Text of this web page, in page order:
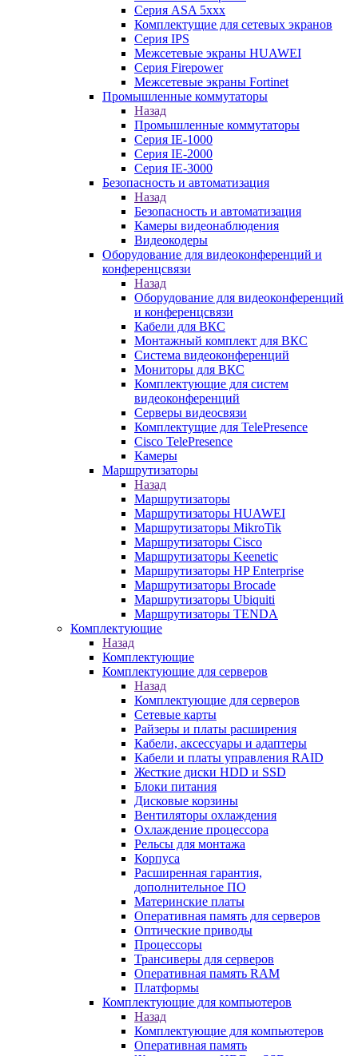
Серия ASA 5xxx
Комплектущие для сетевых экранов
Серия IPS
Межсетевые экраны HUAWEI
Серия Firepower
Межсетевые экраны Fortinet
Промышленные коммутаторы
Назад
Промышленные коммутаторы
Серия IE-1000
Серия IE-2000
Серия IE-3000
Безопасность и автоматизация
Назад
Безопасность и автоматизация
Камеры видеонаблюдения
Видеокодеры
Оборудование для видеоконференций и
конференцсвязи
Назад
Оборудование для видеоконференций
и конференцсвязи
Кабели для ВКС
Монтажный комплект для ВКС
Система видеоконференций
Мониторы для ВКС
Комплектующие для систем
видеоконференций
Серверы видеосвязи
Комплектущие для TelePresence
Cisco TelePresence
Камеры
Маршрутизаторы
Назад
Маршрутизаторы
Маршрутизаторы HUAWEI
Маршрутизаторы MikroTik
Маршрутизаторы Cisco
Маршрутизаторы Keenetic
Маршрутизаторы HP Enterprise
Маршрутизаторы Brocade
Маршрутизаторы Ubiquiti
Маршрутизаторы TENDA
Комплектующие
Назад
Комплектующие
Комплектующие для серверов
Назад
Комплектующие для серверов
Сетевые карты
Райзеры и платы расширения
Кабели, аксессуары и адаптеры
Кабели и платы управления RAID
Жесткие диски HDD и SSD
Блоки питания
Дисковые корзины
Вентиляторы охлаждения
Охлаждение процессора
Рельсы для монтажа
Корпуса
Расширенная гарантия,
дополнительное ПО
Материнские платы
Оперативная память для серверов
Оптические приводы
Процессоры
Трансиверы для серверов
Оперативная память RAM
Платформы
Комплектующие для компьютеров
Назад
Комплектующие для компьютеров
Оперативная память